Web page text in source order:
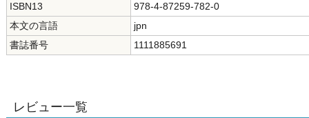
ISBN13
978-4-87259-782-0
本文の言語
jpn
書誌番号
1111885691
レビュー一覧